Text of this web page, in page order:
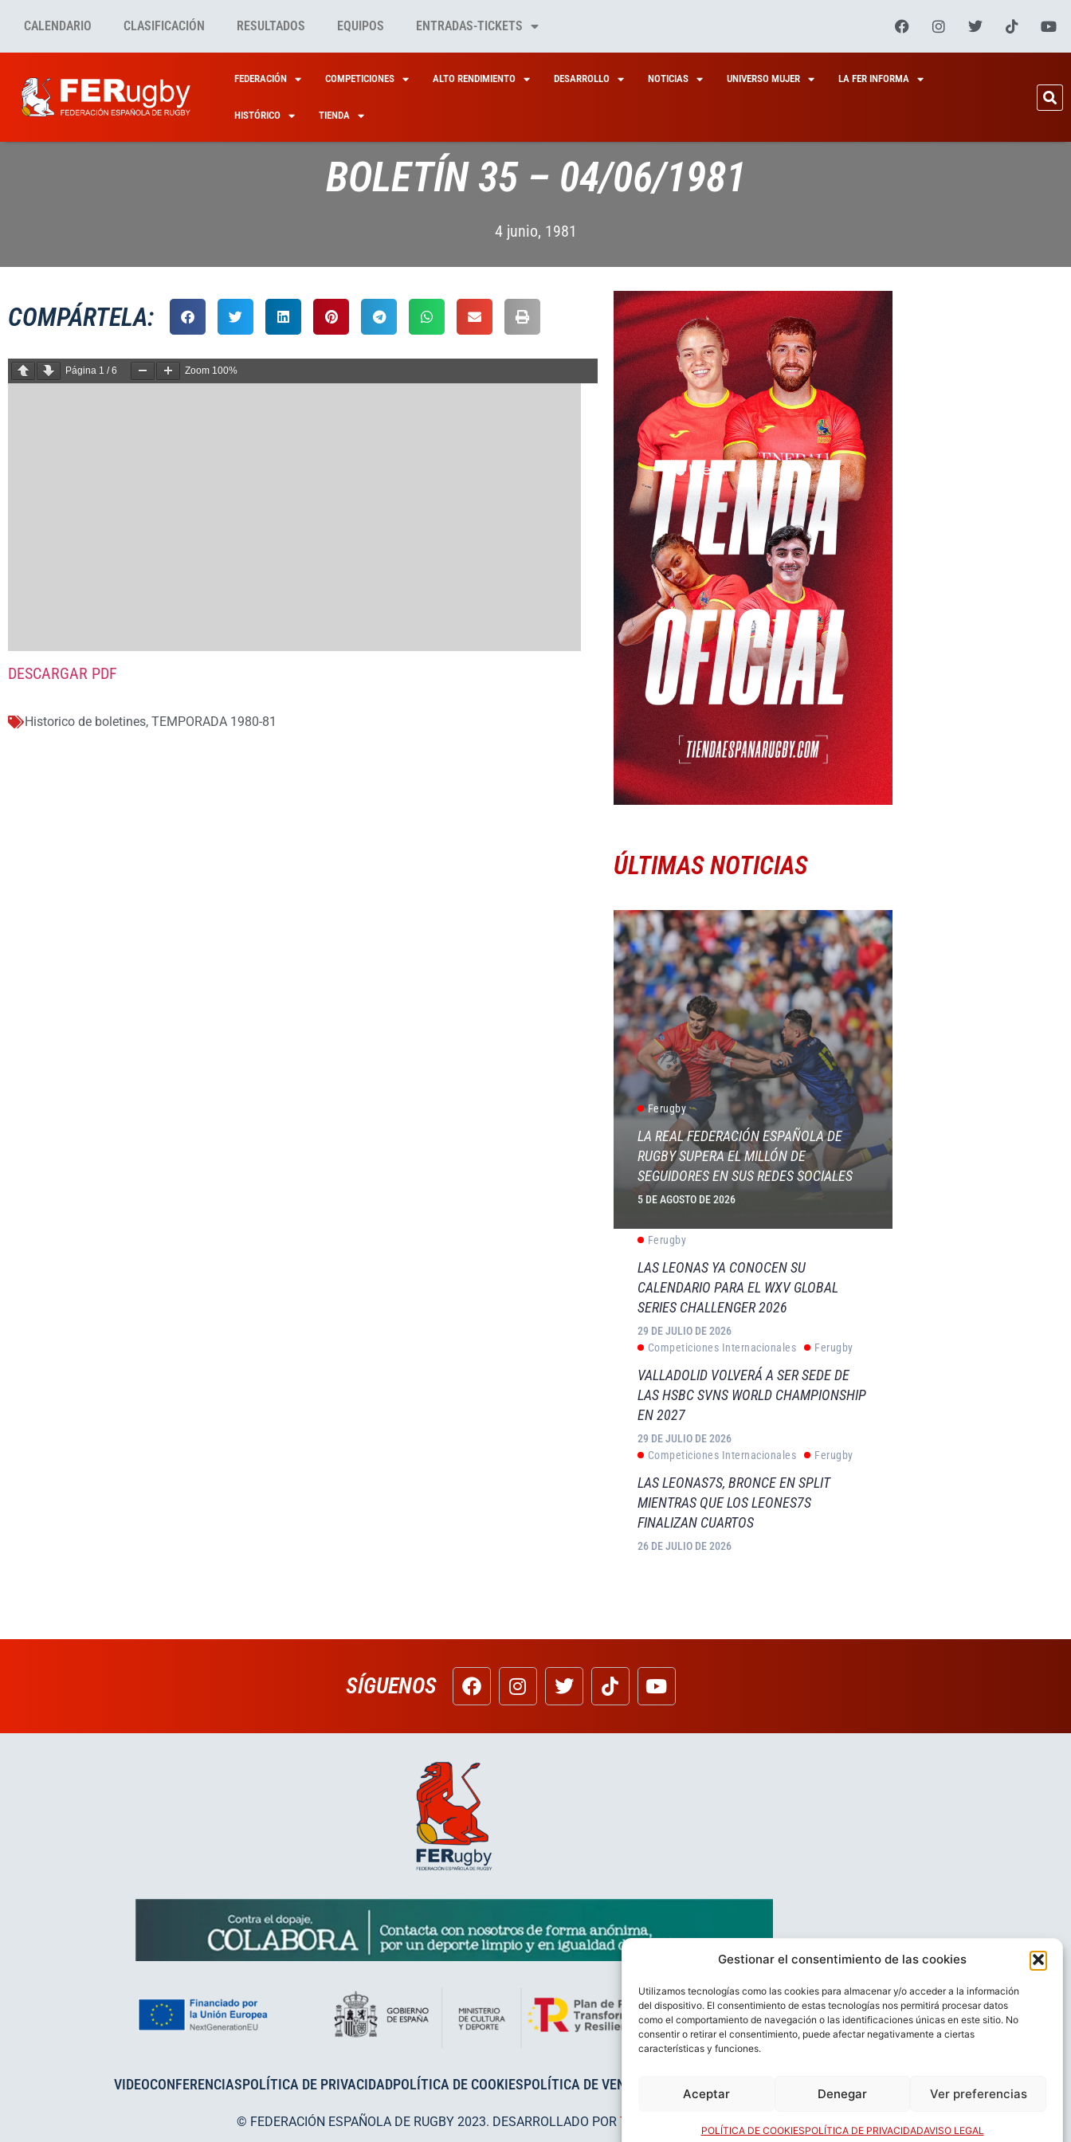
Gestionar el consentimiento de las cookies
Utilizamos tecnologías como las cookies para almacenar y/o acceder a la información
del dispositivo. El consentimiento de estas tecnologías nos permitirá procesar datos
como el comportamiento de navegación o las identificaciones únicas en este sitio. No
consentir o retirar el consentimiento, puede afectar negativamente a ciertas
características y funciones.
Aceptar Denegar Ver preferencias
POLÍTICA DE COOKIESPOLÍTICA DE PRIVACIDADAVISO LEGAL
CALENDARIO CLASIFICACIÓN RESULTADOS EQUIPOS ENTRADAS-TICKETS
FEDERACIÓN COMPETICIONES ALTO RENDIMIENTO DESARROLLO NOTICIAS UNIVERSO MUJER LA FER INFORMA
HISTÓRICO TIENDA
BOLETÍN 35 – 04/06/1981
4 junio, 1981
COMPÁRTELA:
Página 1 /6 Zoom 100%
DESCARGAR PDF
Historico de boletines, TEMPORADA 1980-81
ÚLTIMAS NOTICIAS
Ferugby
LA REAL FEDERACIÓN ESPAÑOLA DE
RUGBY SUPERA EL MILLÓN DE
SEGUIDORES EN SUS REDES SOCIALES
5 DE AGOSTO DE 2026
Ferugby
LAS LEONAS YA CONOCEN SU
CALENDARIO PARA EL WXV GLOBAL
SERIES CHALLENGER 2026
29 DE JULIO DE 2026
Competiciones Internacionales
Ferugby
VALLADOLID VOLVERÁ A SER SEDE DE
LAS HSBC SVNS WORLD CHAMPIONSHIP
EN 2027
29 DE JULIO DE 2026
Competiciones Internacionales
Ferugby
LAS LEONAS7S, BRONCE EN SPLIT
MIENTRAS QUE LOS LEONES7S
FINALIZAN CUARTOS
26 DE JULIO DE 2026
SÍGUENOS
VIDEOCONFERENCIASPOLÍTICA DE PRIVACIDADPOLÍTICA DE COOKIESPOLÍTICA DE VENTAS
© FEDERACIÓN ESPAÑOLA DE RUGBY 2023. DESARROLLADO POR TOOOLS